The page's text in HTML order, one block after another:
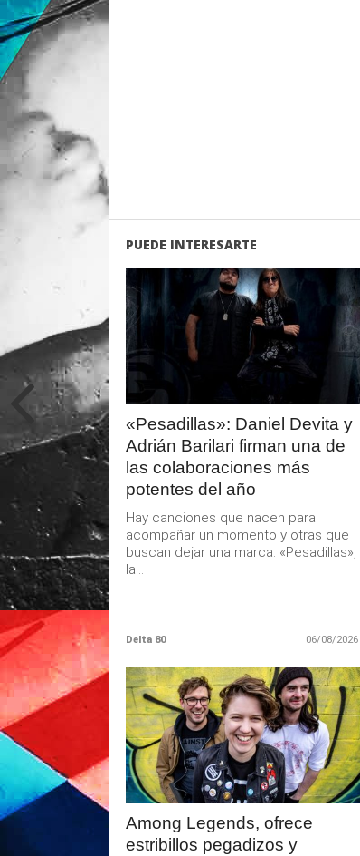
PUEDE INTERESARTE
LEER
MAS
«Pesadillas»: Daniel Devita y
Adrián Barilari firman una de
las colaboraciones más
potentes del año
Hay canciones que nacen para
acompañar un momento y otras que
buscan dejar una marca. «Pesadillas»,
la...
Delta 80 06/08/2026
LEER
MAS
Among Legends, ofrece
estribillos pegadizos y